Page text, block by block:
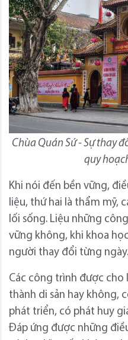
Chùa Quán Sứ - Sự thay
quy
Khi nói đến bền vững,
liệu, thứ hai là thẩm mỹ,
lối sống. Liệu những
vững không, khi khoa
người thay đổi từng ngày.
Các công trình được cho
thành di sản hay không,
phát triển, có phát huy
Đáp ứng được những